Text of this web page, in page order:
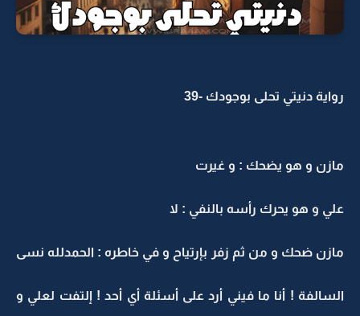
رواية دنيتي تحلى بوجودك -39
مازن و هو يضحك : و غيرت
علي و هو يحرك رأسه بالنفي : لا
مازن ضحك و من ثم زفر بإرتياح و في خاطره : الحمدلله نسى
السالفة ! أنا ما فيني أرد على أسئلة أي أحد ! إلتفت لعلي و